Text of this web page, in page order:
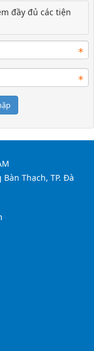
đầy đủ các tiện
Thạch, TP. Đà